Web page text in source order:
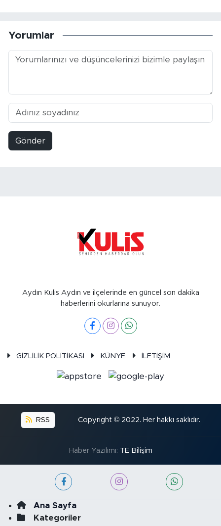
Yorumlar
Gönder
Aydın Kulis Aydın ve ilçelerinde en güncel son dakika
haberlerini okurlarına sunuyor.
GİZLİLİK POLİTİKASI KÜNYE İLETİŞİM
RSS Copyright © 2022. Her hakkı saklıdır.
Haber Yazılımı: TE Bilişim
Ana Sayfa
Kategoriler